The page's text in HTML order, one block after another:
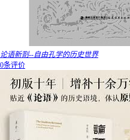
论语新劄--自由孔学的历史世界
0条评价